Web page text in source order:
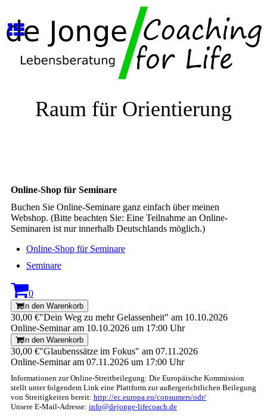
Raum für Orientierung
Online-Shop für Seminare
Buchen Sie Online-Seminare ganz einfach über meinen
Webshop. (Bitte beachten Sie: Eine Teilnahme an Online-
Seminaren ist nur innerhalb Deutschlands möglich.)
Online-Shop für Seminare
Seminare
0
In den Warenkorb
30,00 €"Dein Weg zu mehr Gelassenheit" am 10.10.2026
Online-Seminar am 10.10.2026 um 17:00 Uhr
In den Warenkorb
30,00 €"Glaubenssätze im Fokus" am 07.11.2026
Online-Seminar am 07.11.2026 um 17:00 Uhr
Informationen zur Online-Streitbeilegung: Die Europäische Kommission
stellt unter folgendem Link eine Plattform zur außergerichtlichen Beilegung
von Streitigkeiten bereit: http://ec.europa.eu/consumers/odr/
Unsere E-Mail-Adresse: info@dejonge-lifecoach.de